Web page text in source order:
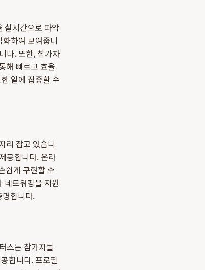
실시간으로 파악
하여 보여줍니
다. 또한, 참가자
해 빠르고 효율
일에 집중할 수
리 잡고 있습니
공합니다. 온라
쉽게 구현할 수
네트워킹을 지원
명합니다.
스는 참가자들
합니다. 프로필